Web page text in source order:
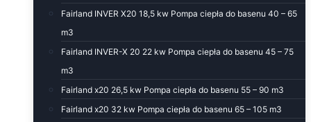
Fairland INVER X20 18,5 kw Pompa ciepła do basenu 40 – 65
m3
Fairland INVER-X 20 22 kw Pompa ciepła do basenu 45 – 75
m3
Fairland x20 26,5 kw Pompa ciepła do basenu 55 – 90 m3
Fairland x20 32 kw Pompa ciepła do basenu 65 – 105 m3